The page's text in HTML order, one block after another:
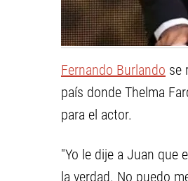
Fernando Burlando se
país donde Thelma
para el actor.
"Yo le dije a Juan que
la verdad. No puedo